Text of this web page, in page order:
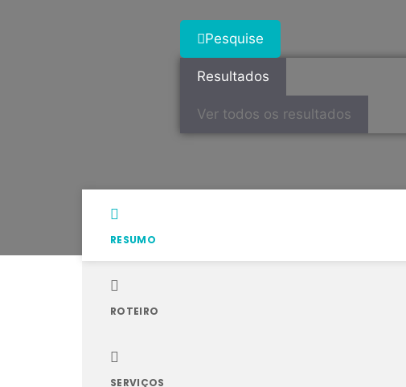
Pesquise
Resultados
Ver todos os resultados
RESUMO
ROTEIRO
SERVIÇOS